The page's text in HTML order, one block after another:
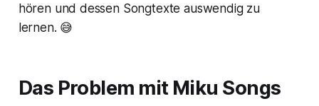
hören und dessen Songtexte auswendig zu
lernen. 😅
Das Problem mit Miku Songs